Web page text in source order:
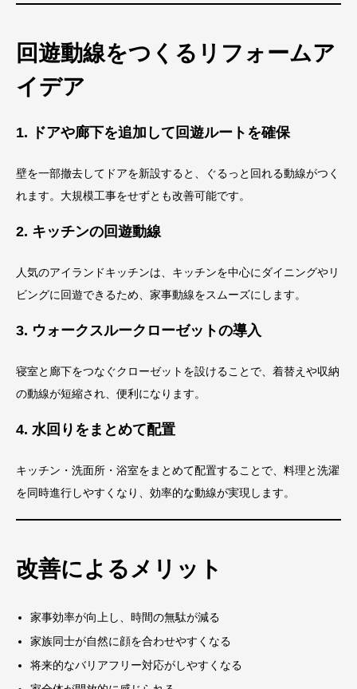
回遊動線をつくるリフォームア
イデア
1. ドアや廊下を追加して回遊ルートを確保
壁を一部撤去してドアを新設すると、ぐるっと回れる動線がつく
れます。大規模工事をせずとも改善可能です。
2. キッチンの回遊動線
人気のアイランドキッチンは、キッチンを中心にダイニングやリ
ビングに回遊できるため、家事動線をスムーズにします。
3. ウォークスルークローゼットの導入
寝室と廊下をつなぐクローゼットを設けることで、着替えや収納
の動線が短縮され、便利になります。
4. 水回りをまとめて配置
キッチン・洗面所・浴室をまとめて配置することで、料理と洗濯
を同時進行しやすくなり、効率的な動線が実現します。
改善によるメリット
家事効率が向上し、時間の無駄が減る
家族同士が自然に顔を合わせやすくなる
将来的なバリアフリー対応がしやすくなる